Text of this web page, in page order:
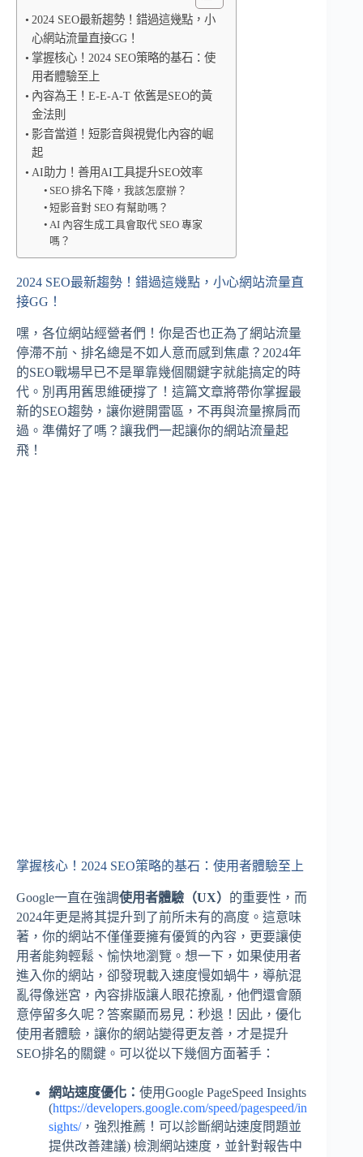
2024 SEO最新趨勢！錯過這幾點，小
心網站流量直接GG！
掌握核心！2024 SEO策略的基石：使
用者體驗至上
內容為王！E-E-A-T 依舊是SEO的黃
金法則
影音當道！短影音與視覺化內容的崛
起
AI助力！善用AI工具提升SEO效率
SEO 排名下降，我該怎麼辦？
短影音對 SEO 有幫助嗎？
AI 內容生成工具會取代 SEO 專家
嗎？
2024 SEO最新趨勢！錯過這幾點，小心網站流量直
接GG！
嘿，各位網站經營者們！你是否也正為了網站流量
停滯不前、排名總是不如人意而感到焦慮？2024年
的SEO戰場早已不是單靠幾個關鍵字就能搞定的時
代。別再用舊思維硬撐了！這篇文章將帶你掌握最
新的SEO趨勢，讓你避開雷區，不再與流量擦肩而
過。準備好了嗎？讓我們一起讓你的網站流量起
飛！
掌握核心！2024 SEO策略的基石：使用者體驗至上
Google一直在強調使用者體驗（UX） 的重要性，而
2024年更是將其提升到了前所未有的高度。這意味
著，你的網站不僅僅要擁有優質的內容，更要讓使
用者能夠輕鬆、愉快地瀏覽。想一下，如果使用者
進入你的網站，卻發現載入速度慢如蝸牛，導航混
亂得像迷宮，內容排版讓人眼花撩亂，他們還會願
意停留多久呢？答案顯而易見：秒退！因此，優化
使用者體驗，讓你的網站變得更友善，才是提升
SEO排名的關鍵。可以從以下幾個方面著手：
網站速度優化： 使用Google PageSpeed Insights
(https://developers.google.com/speed/pagespeed/in
sights/，強烈推薦！可以診斷網站速度問題並
提供改善建議) 檢測網站速度，並針對報告中